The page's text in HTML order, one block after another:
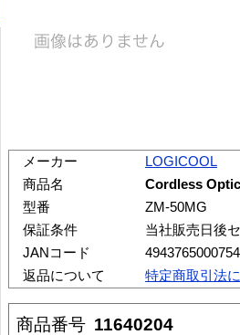
メーカー
LOGICOOL
商品名
Cordless
型番
ZM-50MG
保証条件
当社販売日後
JANコード
4943765000754
返品について
特定商取引法
商品番号 11640204